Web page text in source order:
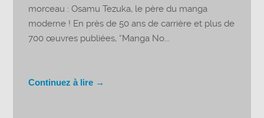
morceau : Osamu Tezuka, le père du manga
moderne ! En près de 50 ans de carrière et plus de
700 œuvres publiées, “Manga No...
Continuez à lire →